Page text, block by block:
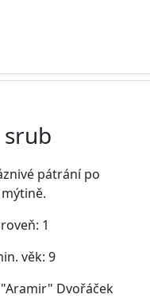
pátrání po
1
věk: 9
Dvořáček